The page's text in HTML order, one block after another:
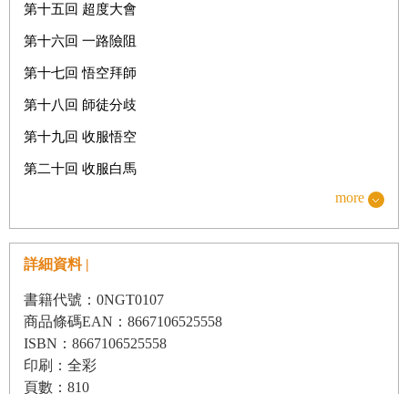
第十五回 超度大會
第十六回 一路險阻
第十七回 悟空拜師
第十八回 師徒分歧
第十九回 收服悟空
第二十回 收服白馬
第二十二回 尋找袈裟
第二十三回 計收黑熊
第二十四回 高家除妖
-----------------------------------
《科學破案王(全3冊)》
more
詳細資料 |
書籍代號：0NGT0107
商品條碼EAN：8667106525558
ISBN：8667106525558
印刷：全彩
頁數：810